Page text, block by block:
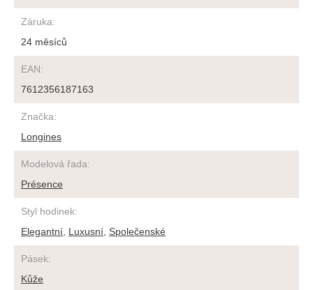
Záruka:
24 měsíců
EAN:
7612356187163
Značka:
Longines
Modelová řada:
Présence
Styl hodinek:
Elegantní Luxusní Společenské
Pásek:
Kůže